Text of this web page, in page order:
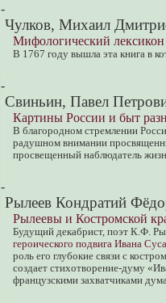
-
Чулков, Михаил
Мифологический лексикон
В 1767 году вышла эта книга в
-
Свиньин, Павел
Картины России и быт
В благородном стремлении
радушном внимании
просвещенный наблюдатель
-
Рылеев Кондратий
Рылеевы и Костромской
Будущий декабрист, поэт К.Ф.
героического подвига Ивана
роль его глубокие связи с
создает стихотворение-думу
французскими захватчиками